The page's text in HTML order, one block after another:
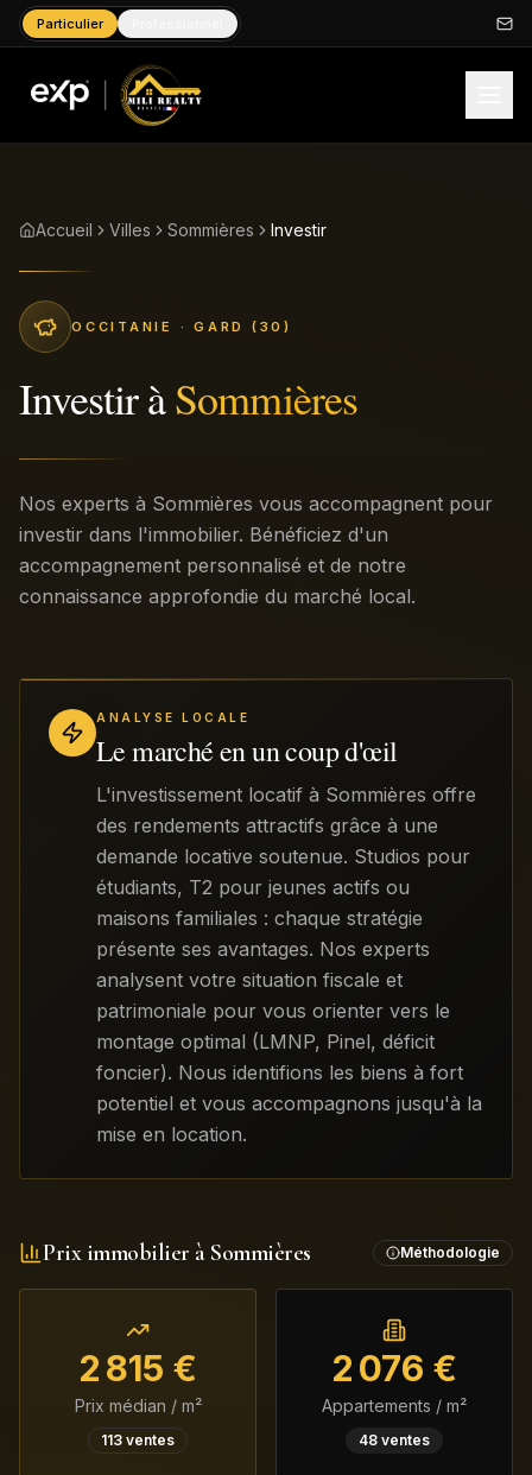
Particulier
Accueil Villes Sommières Investir
OCCITANIE · GARD (30)
InvestiràSommières
Nos experts à Sommières vous accompagnent pour
investir dans l'immobilier. Bénéficiez d'un
accompagnement personnalisé et de notre
connaissance approfondie du marché local.
ANALYSE LOCALE
Le marché en un coup d'œil
L'investissement locatif à Sommières offre
des rendements attractifs grâce à une
demande locative soutenue. Studios pour
étudiants, T2 pour jeunes actifs ou
maisons familiales : chaque stratégie
présente ses avantages. Nos experts
analysent votre situation fiscale et
patrimoniale pour vous orienter vers le
montage optimal (LMNP, Pinel, déficit
foncier). Nous identifions les biens à fort
potentiel et vous accompagnons jusqu'à la
mise en location.
Prix immobilier à Sommières Méthodologie
2 815 €
Prix médian / m²
113 ventes
2 076 €
Appartements / m²
48 ventes